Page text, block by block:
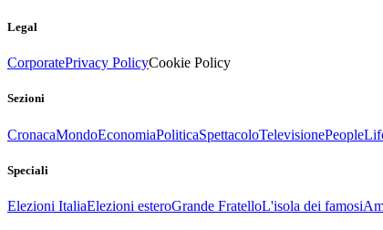
Legal
CorporatePrivacy PolicyCookie Policy
Sezioni
CronacaMondoEconomiaPoliticaSpettacoloTelevisionePeople
Speciali
Elezioni ItaliaElezioni esteroGrande FratelloL'isola dei famosi